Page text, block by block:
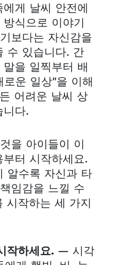
게 날씨 안전에
식으로 이야기
보다는 자신감을
수 있습니다. 간
을 일찍부터 배
운 일상"을 이해
어려운 날씨 상
니다.
을 아이들이 이
터 시작하세요.
알수록 자신과 타
임감을 느낄 수
시작하는 세 가지
작하세요. — 시각